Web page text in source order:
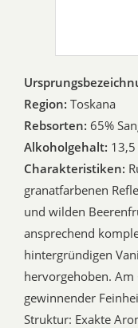
Region: Toskana
Rebsorten: 65%
Alkoholgehalt:
Charakteristiken:
granatfarbenen
und wilden
ansprechend
hintergründigen
hervorgehoben.
gewinnender
Struktur: Exakte